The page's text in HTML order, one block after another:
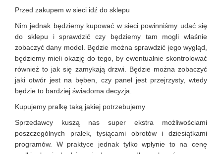
Przed zakupem w sieci idź do sklepu
Nim jednak będziemy kupować w sieci powinniśmy udać się
do sklepu i sprawdzić czy będziemy tam mogli właśnie
zobaczyć dany model. Będzie można sprawdzić jego wygląd,
będziemy mieli okazję do tego, by ewentualnie skontrolować
również to jak się zamykają drzwi. Będzie można zobaczyć
jaki otwór jest na bęben, czy panel jest przejrzysty, wtedy
będzie to bardziej świadoma decyzja.
Kupujemy pralkę taką jakiej potrzebujemy
Sprzedawcy kuszą nas super ekstra możliwościami
poszczególnych pralek, tysiącami obrotów i dziesiątkami
programów. W praktyce jednak tylko wpłynie to na cenę